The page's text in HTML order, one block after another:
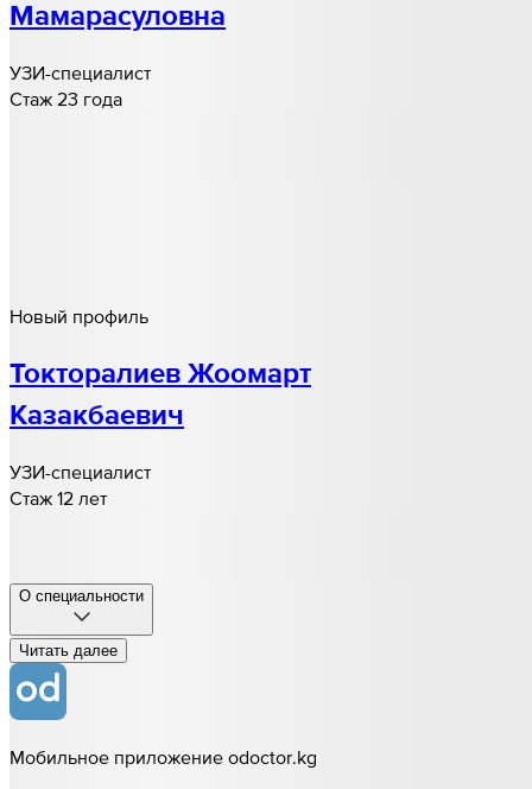
Мамарасуловна
УЗИ-специалист
Стаж 23 года
Новый профиль
Токторалиев Жоомарт
Казакбаевич
УЗИ-специалист
Стаж 12 лет
О специальности
Читать далee
Мобильное приложение odoctor.kg